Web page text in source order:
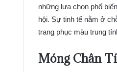
những lựa chọn phổ
hội. Sự tinh tế nằm ở
trang phục màu trung
Móng Chân